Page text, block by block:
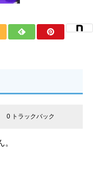
0 トラックバック